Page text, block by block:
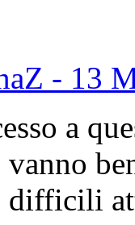
- 13
a
difficili